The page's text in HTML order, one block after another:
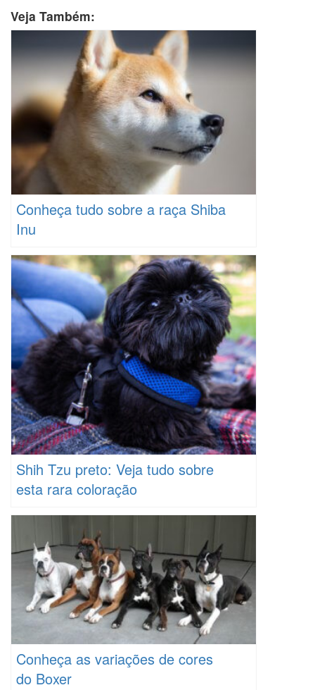
Veja Também:
Conheça tudo sobre a raça Shiba
Inu
Shih Tzu preto: Veja tudo sobre
esta rara coloração
Conheça as variações de cores
do Boxer